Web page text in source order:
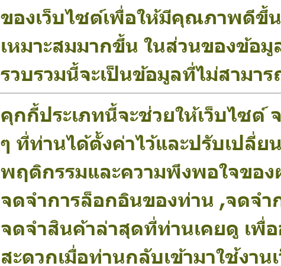
ของเว็บไซต์เพื่อให้มีคุณภาพดีขึ้
เหมาะสมมากขึ้น ในส่วนของข้อ
รวบรวมนี้จะเป็นข้อมูลที่ไม่สามา
คุกกี้ประเภทนี้จะช่วยให้เว็บไซต์
ๆ ที่ท่านได้ตั้งค่าไว้และปรับเปลี่ย
พฤติกรรมและความพึงพอใจของ
จดจำการล็อกอินของท่าน ,จดจำ
จดจำสินค้าล่าสุดที่ท่านเคยดู เพื่
สะดวกเมื่อท่านกลับเข้ามาใช้งาน